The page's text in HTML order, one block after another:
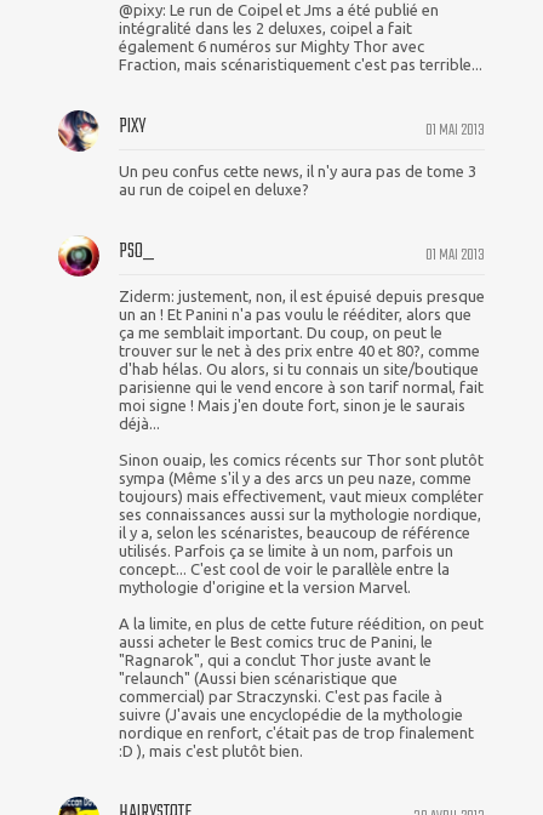
@pixy: Le run de Coipel et Jms a été publié en
intégralité dans les 2 deluxes, coipel a fait
également 6 numéros sur Mighty Thor avec
Fraction, mais scénaristiquement c'est pas terrible...
01 MAI 2013
PIXY
Un peu confus cette news, il n'y aura pas de tome 3
au run de coipel en deluxe?
01 MAI 2013
PSO_
Ziderm: justement, non, il est épuisé depuis presque
un an ! Et Panini n'a pas voulu le rééditer, alors que
ça me semblait important. Du coup, on peut le
trouver sur le net à des prix entre 40 et 80?, comme
d'hab hélas. Ou alors, si tu connais un site/boutique
parisienne qui le vend encore à son tarif normal, fait
moi signe ! Mais j'en doute fort, sinon je le saurais
déjà...
Sinon ouaip, les comics récents sur Thor sont plutôt
sympa (Même s'il y a des arcs un peu naze, comme
toujours) mais effectivement, vaut mieux compléter
ses connaissances aussi sur la mythologie nordique,
il y a, selon les scénaristes, beaucoup de référence
utilisés. Parfois ça se limite à un nom, parfois un
concept... C'est cool de voir le parallèle entre la
mythologie d'origine et la version Marvel.
A la limite, en plus de cette future réédition, on peut
aussi acheter le Best comics truc de Panini, le
"Ragnarok", qui a conclut Thor juste avant le
"relaunch" (Aussi bien scénaristique que
commercial) par Straczynski. C'est pas facile à
suivre (J'avais une encyclopédie de la mythologie
nordique en renfort, c'était pas de trop finalement
:D ), mais c'est plutôt bien.